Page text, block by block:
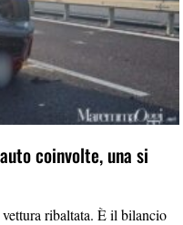
coinvolte, una si
ribaltata. È il bilancio